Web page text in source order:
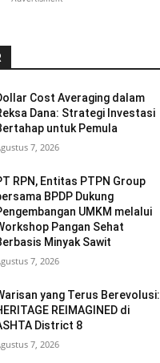
Cost Averaging dalam
Dana: Strategi Investasi
untuk Pemula
7, 2026
RPN, Entitas PTPN Group
BPDP Dukung
UMKM melalui
Pangan Sehat
Minyak Sawit
7, 2026
yang Terus Berevolusi:
REIMAGINED di
District 8
7, 2026